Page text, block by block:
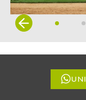
Item
5